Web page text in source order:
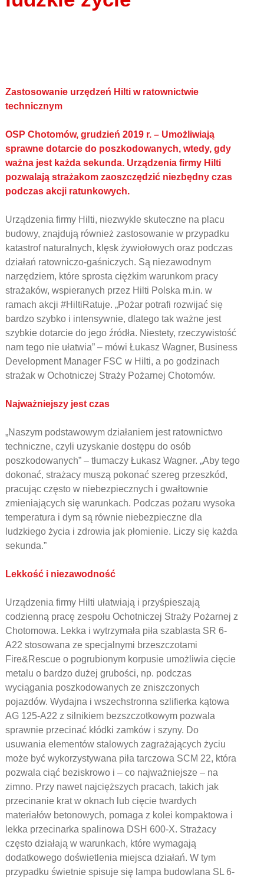
Zastosowanie urzędzeń Hilti w ratownictwie
technicznym
OSP Chotomów, grudzień 2019 r. – Umożliwiają
sprawne dotarcie do poszkodowanych, wtedy, gdy
ważna jest każda sekunda. Urządzenia firmy Hilti
pozwalają strażakom zaoszczędzić niezbędny czas
podczas akcji ratunkowych.
Urządzenia firmy Hilti, niezwykle skuteczne na placu
budowy, znajdują również zastosowanie w przypadku
katastrof naturalnych, klęsk żywiołowych oraz podczas
działań ratowniczo-gaśniczych. Są niezawodnym
narzędziem, które sprosta ciężkim warunkom pracy
strażaków, wspieranych przez Hilti Polska m.in. w
ramach akcji #HiltiRatuje. „Pożar potrafi rozwijać się
bardzo szybko i intensywnie, dlatego tak ważne jest
szybkie dotarcie do jego źródła. Niestety, rzeczywistość
nam tego nie ułatwia” – mówi Łukasz Wagner, Business
Development Manager FSC w Hilti, a po godzinach
strażak w Ochotniczej Straży Pożarnej Chotomów.
Najważniejszy jest czas
„Naszym podstawowym działaniem jest ratownictwo
techniczne, czyli uzyskanie dostępu do osób
poszkodowanych” – tłumaczy Łukasz Wagner. „Aby tego
dokonać, strażacy muszą pokonać szereg przeszkód,
pracując często w niebezpiecznych i gwałtownie
zmieniających się warunkach. Podczas pożaru wysoka
temperatura i dym są równie niebezpieczne dla
ludzkiego życia i zdrowia jak płomienie. Liczy się każda
sekunda.”
Lekkość i niezawodność
Urządzenia firmy Hilti ułatwiają i przyśpieszają
codzienną pracę zespołu Ochotniczej Straży Pożarnej z
Chotomowa. Lekka i wytrzymała piła szablasta SR 6-
A22 stosowana ze specjalnymi brzeszczotami
Fire&Rescue o pogrubionym korpusie umożliwia cięcie
metalu o bardzo dużej grubości, np. podczas
wyciągania poszkodowanych ze zniszczonych
pojazdów. Wydajna i wszechstronna szlifierka kątowa
AG 125-A22 z silnikiem bezszczotkowym pozwala
sprawnie przecinać kłódki zamków i szyny. Do
usuwania elementów stalowych zagrażających życiu
może być wykorzystywana piła tarczowa SCM 22, która
pozwala ciąć beziskrowo i – co najważniejsze – na
zimno. Przy nawet najcięższych pracach, takich jak
przecinanie krat w oknach lub cięcie twardych
materiałów betonowych, pomaga z kolei kompaktowa i
lekka przecinarka spalinowa DSH 600-X. Strażacy
często działają w warunkach, które wymagają
dodatkowego doświetlenia miejsca działań. W tym
przypadku świetnie spisuje się lampa budowlana SL 6-